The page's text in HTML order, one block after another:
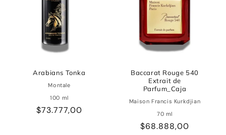
Arabians Tonka
Montale
100 ml
Precio
$73.777,00
Baccarat Rouge 540
Extrait de
Parfum_Caja
Maison Francis Kurkdjian
70 ml
Precio
$68.888,00